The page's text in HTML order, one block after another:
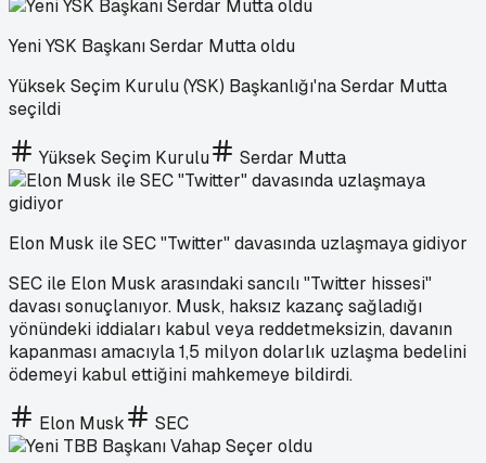
Yeni YSK Başkanı Serdar Mutta oldu
Yüksek Seçim Kurulu (YSK) Başkanlığı'na Serdar Mutta
seçildi
Yüksek Seçim Kurulu Serdar Mutta
Elon Musk ile SEC "Twitter" davasında uzlaşmaya gidiyor
SEC ile Elon Musk arasındaki sancılı "Twitter hissesi"
davası sonuçlanıyor. Musk, haksız kazanç sağladığı
yönündeki iddiaları kabul veya reddetmeksizin, davanın
kapanması amacıyla 1,5 milyon dolarlık uzlaşma bedelini
ödemeyi kabul ettiğini mahkemeye bildirdi.
Elon Musk SEC